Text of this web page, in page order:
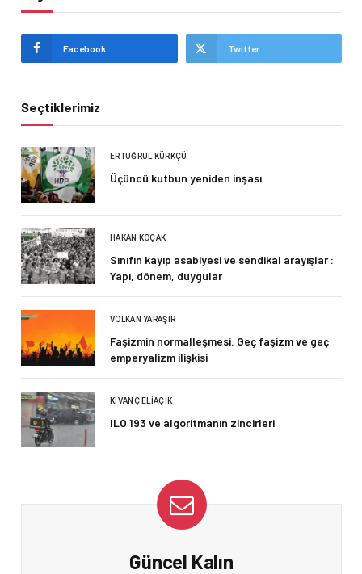
Facebook Twitter
Seçtiklerimiz
ERTUĞRUL KÜRKÇÜ
Üçüncü kutbun yeniden inşası
HAKAN KOÇAK
Sınıfın kayıp asabiyesi ve sendikal arayışlar :
Yapı, dönem, duygular
VOLKAN YARAŞIR
Faşizmin normalleşmesi: Geç faşizm ve geç
emperyalizm ilişkisi
KIVANÇ ELIAÇIK
ILO 193 ve algoritmanın zincirleri
Güncel Kalın